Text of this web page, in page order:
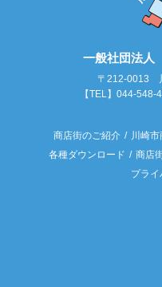
一般社団法
〒212-0013
【TEL】044-
商店街のご紹介 川崎
各種ダウンロード
商店
プラ